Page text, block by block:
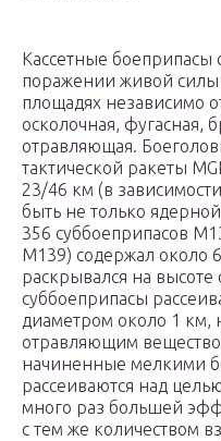
Кассетные
поражении живой
площадях независимо
осколочная, фугасная,
отравляющая.
тактической ракеты
23/46 км (в
быть не только
356 суббоеприпасов
M139) содержал около
раскрывался на высоте
суббоеприпасы
диаметром около 1 км,
отравляющим
начиненные мелкими
рассеиваются над
много раз большей
с тем же количеством